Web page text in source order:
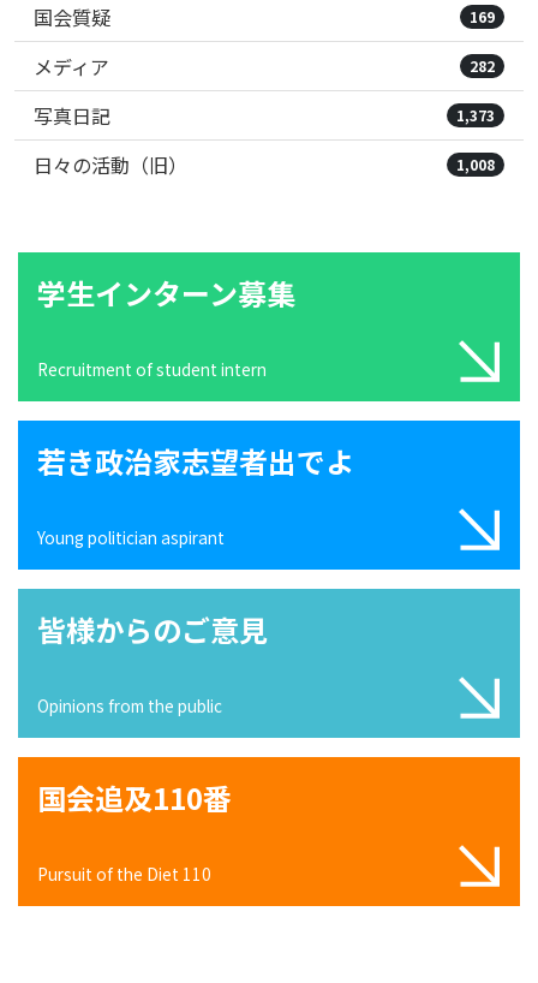
国会質疑 169
メディア 282
写真日記 1,373
日々の活動（旧） 1,008
学生インターン募集
Recruitment of student intern
若き政治家志望者出でよ
Young politician aspirant
皆様からのご意見
Opinions from the public
国会追及110番
Pursuit of the Diet 110